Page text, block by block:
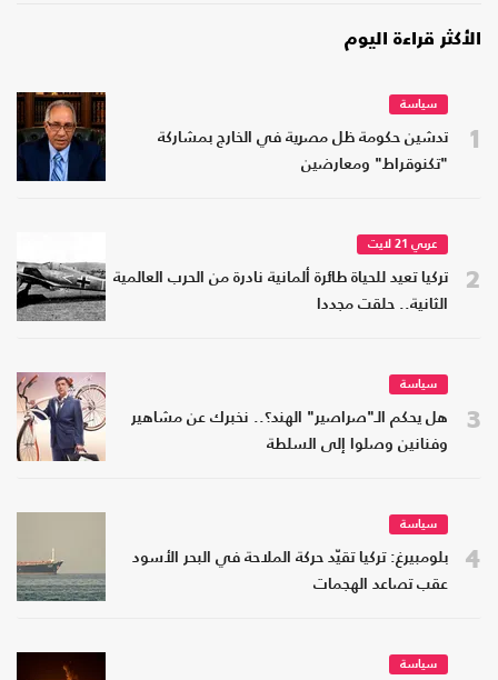
الأكثر قراءة اليوم
1
سياسة
تدشين حكومة ظل مصرية في الخارج بمشاركة
"تكنوقراط" ومعارضين
2
عربي 21 لايت
تركيا تعيد للحياة طائرة ألمانية نادرة من الحرب العالمية
الثانية.. حلقت مجددا
3
سياسة
هل يحكم الـ"صراصير" الهند؟.. نخبرك عن مشاهير
وفنانين وصلوا إلى السلطة
4
سياسة
بلومبيرغ: تركيا تقيّد حركة الملاحة في البحر الأسود
عقب تصاعد الهجمات
سياسة